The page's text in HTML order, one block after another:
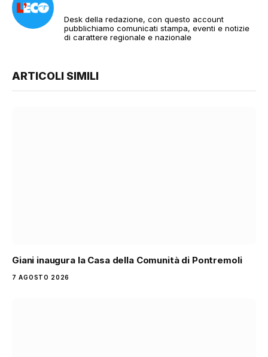
Desk della redazione, con questo account
pubblichiamo comunicati stampa, eventi e notizie
di carattere regionale e nazionale
ARTICOLI SIMILI
Giani inaugura la Casa della Comunità di Pontremoli
7 AGOSTO 2026